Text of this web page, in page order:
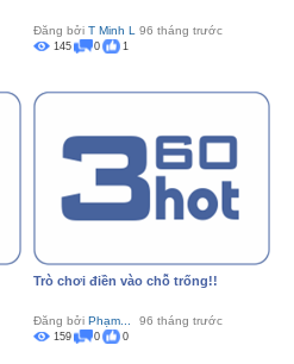
Đăng bởi T Minh L 96 tháng trước
145 0 1
Trò chơi điền vào chỗ trống!!
Đăng bởi Phạm... 96 tháng trước
159 0 0